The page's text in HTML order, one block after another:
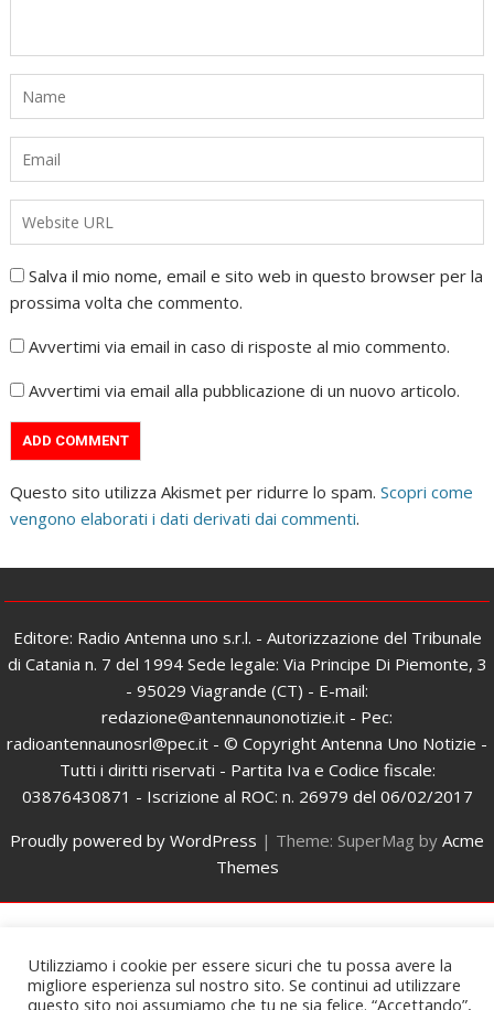
Salva il mio nome, email e sito web in questo browser per la
prossima volta che commento.
Avvertimi via email in caso di risposte al mio commento.
Avvertimi via email alla pubblicazione di un nuovo articolo.
Questo sito utilizza Akismet per ridurre lo spam.Scopri come
vengono elaborati i dati derivati dai commenti.
Editore: Radio Antenna uno s.r.l. - Autorizzazione del Tribunale
di Catania n. 7 del 1994 Sede legale: Via Principe Di Piemonte, 3
- 95029 Viagrande (CT) - E-mail:
redazione@antennaunonotizie.it - Pec:
radioantennaunosrl@pec.it - © Copyright Antenna Uno Notizie -
Tutti i diritti riservati - Partita Iva e Codice fiscale:
03876430871 - Iscrizione al ROC: n. 26979 del 06/02/2017
Proudly powered by WordPress | Theme: SuperMag by Acme
Themes
Utilizziamo i cookie per essere sicuri che tu possa avere la
migliore esperienza sul nostro sito. Se continui ad utilizzare
questo sito noi assumiamo che tu ne sia felice. “Accettando”,